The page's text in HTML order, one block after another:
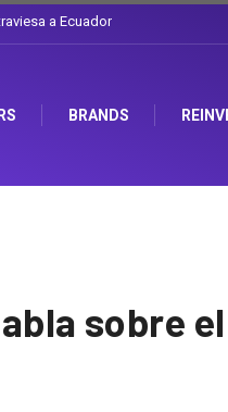
Favorita
BRANDS
sobre el